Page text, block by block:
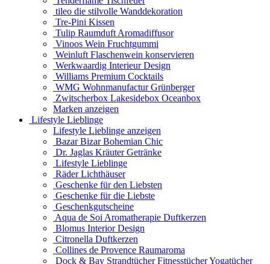
tileo die stilvolle Wanddekoration
Tre-Pini Kissen
Tulip Raumduft Aromadiffusor
Vinoos Wein Fruchtgummi
Weinluft Flaschenwein konservieren
Werkwaardig Interieur Design
Williams Premium Cocktails
WMG Wohnmanufactur Grünberger
Zwitscherbox Lakesidebox Oceanbox
Marken anzeigen
Lifestyle Lieblinge
Lifestyle Lieblinge anzeigen
Bazar Bizar Bohemian Chic
Dr. Jaglas Kräuter Getränke
Lifestyle Lieblinge
Räder Lichthäuser
Geschenke für den Liebsten
Geschenke für die Liebste
Geschenkgutscheine
Aqua de Soi Aromatherapie Duftkerzen
Blomus Interior Design
Citronella Duftkerzen
Collines de Provence Raumaroma
Dock & Bay Strandtücher Fitnesstücher Yogatücher